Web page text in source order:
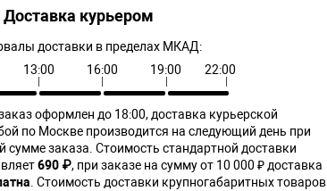
Доставка курьером
доставки в пределах МКАД:
13:00 16:00 19:00 22:00
оформлен до 18:00, доставка курьерской
по Москве производится на следующий день при
сумме заказа. Cтоимость стандартной доставки
690 ₽, при заказе на сумму от 10 000 ₽ доставка
. Стоимость доставки крупногабаритных товаров